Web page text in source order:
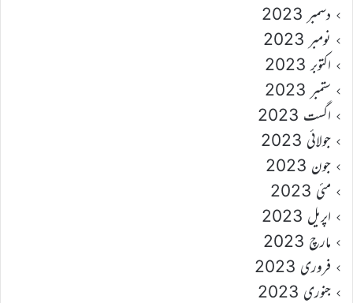
دسمبر 2023
نومبر 2023
اکتوبر 2023
ستمبر 2023
اگست 2023
جولائی 2023
جون 2023
مئی 2023
اپریل 2023
مارچ 2023
فروری 2023
جنوری 2023